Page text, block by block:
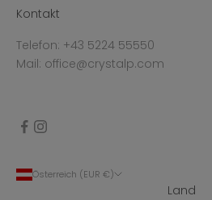
Kontakt
Telefon: +43 5224 55550
Mail: office@crystalp.com
Österreich (EUR €)
Land